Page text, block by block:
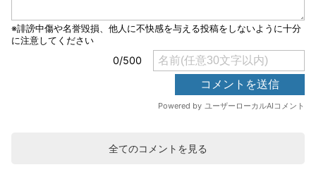
全てのコメントを見る